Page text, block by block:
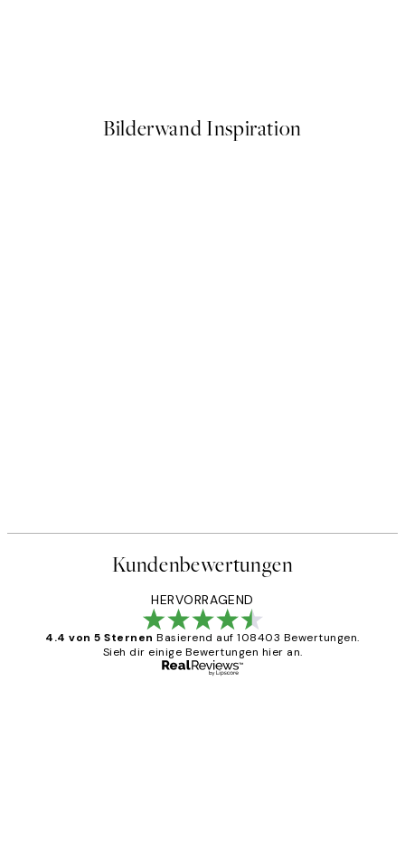
Bilderwand Inspiration
Kundenbewertungen
HERVORRAGEND
4.4 von 5 Sternen Basierend auf 108403 Bewertungen.
Sieh dir einige Bewertungen hier an.